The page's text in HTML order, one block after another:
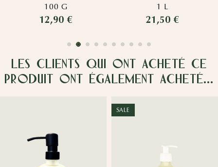
100 G
12,90 €
1 L
21,50 €
Les clients qui ont acheté ce
produit ont également acheté...
SALE